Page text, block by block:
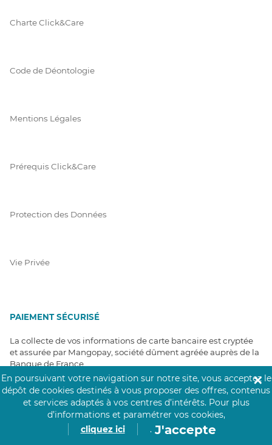
Charte Click&Care
Code de Déontologie
Mentions Légales
Prérequis Click&Care
Protection des Données
Vie Privée
PAIEMENT SÉCURISÉ
La collecte de vos informations de carte bancaire est cryptée
et assurée par Mangopay, société dûment agréée auprès de la
Banque de France.
En poursuivant votre navigation sur notre site, vous acceptez le
dépôt de cookies destinés à vous proposer des offres, contenus
et services adaptés à vos centres d’intérêts. Pour plus
d’informations et paramétrer vos cookies,
cliquez ici
. J'accepte
✕